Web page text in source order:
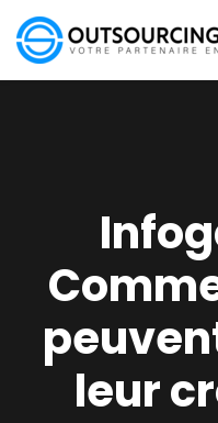
leur